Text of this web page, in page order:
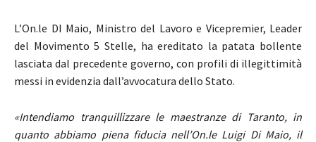
L’On.le DI Maio, Ministro del Lavoro e Vicepremier, Leader
del Movimento 5 Stelle, ha ereditato la patata bollente
lasciata dal precedente governo, con profili di illegittimità
messi in evidenzia dall’avvocatura dello Stato.
«Intendiamo tranquillizzare le maestranze di Taranto, in
quanto abbiamo piena fiducia nell’On.le Luigi Di Maio, il